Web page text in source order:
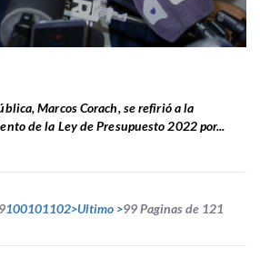
Marcos Corach, se refirió a la
de la Ley de Presupuesto 2022 por...
100101102>Ultimo >99 Paginas de 121